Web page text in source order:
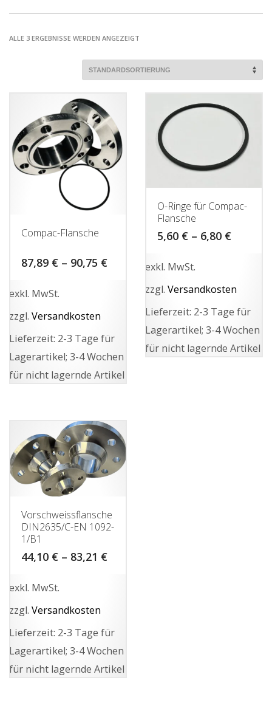
ALLE 3 ERGEBNISSE WERDEN ANGEZEIGT
Compac-Flansche
87,89 € – 90,75 €
exkl. MwSt.
zzgl. Versandkosten
Lieferzeit: 2-3 Tage für
Lagerartikel; 3-4 Wochen
für nicht lagernde Artikel
weist
mehrere
Varianten
auf.
Optionen
können
auf
Produktseite
gewählt
werden
O-Ringe für Compac-
Flansche
5,60 € – 6,80 €
exkl. MwSt.
zzgl. Versandkosten
Lieferzeit: 2-3 Tage für
Lagerartikel; 3-4 Wochen
für nicht lagernde Artikel
Vorschweissflansche
DIN2635/C-EN 1092-
1/B1
44,10 € – 83,21 €
exkl. MwSt.
zzgl. Versandkosten
Lieferzeit: 2-3 Tage für
Lagerartikel; 3-4 Wochen
für nicht lagernde Artikel